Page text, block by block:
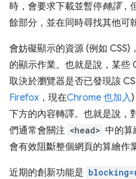
時，會要求下載並暫停轉譯，
餘部分，並在同時尋找其他可
會妨礙顯示的資源 (例如
的顯示作業。也就是說，某些
取決於瀏覽器是否已發現該
Firefox ，現在Chrome 也加入
下方的內容轉譯。也就是說，
們通常會關注 <head> 中的算
會有效阻斷整個網頁的算繪作
近期的創新功能是